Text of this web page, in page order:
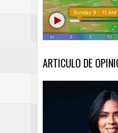
ARTICULO DE